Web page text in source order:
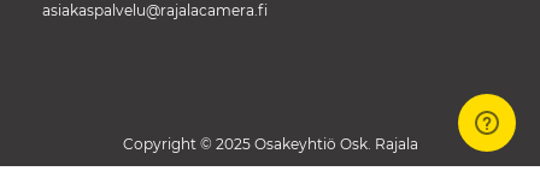
asiakaspalvelu@rajalacamera.fi
Copyright © 2025 Osakeyhtiö Osk. Rajala